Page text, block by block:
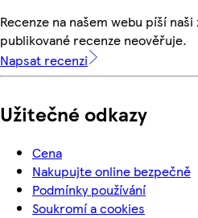
Recenze na našem webu píší naši
publikované recenze neověřuje.
Napsat recenzi
Užitečné odkazy
Cena
Nakupujte online bezpečně
Podmínky používání
Soukromí a cookies